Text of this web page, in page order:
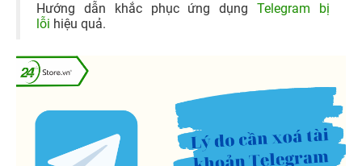
Hướng dẫn khắc phục ứng dụngTelegram bị
lỗi hiệu quả.